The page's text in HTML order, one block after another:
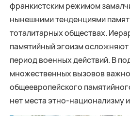
франкистским режимом
нынешними тенденциями
тоталитарных обществах.
памятийный эгоизм осложняют
период военных действий. В
множественных вызовов
общеевропейского
нет места этно-национализму